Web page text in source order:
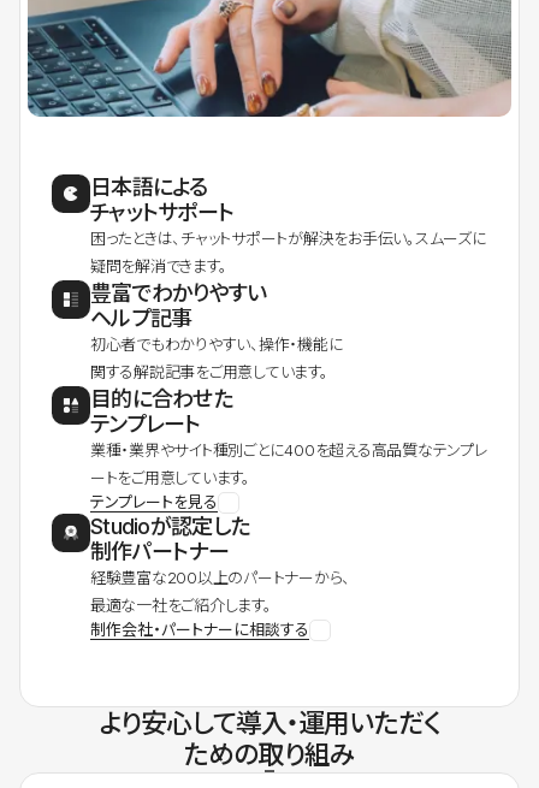
日本語による
チャットサポート
困ったときは、チャットサポートが解決をお手伝い。スムーズに
疑問を解消できます。
豊富でわかりやすい
ヘルプ記事
初心者でもわかりやすい、操作・機能に
関する解説記事をご用意しています。
目的に合わせた
テンプレート
業種・業界やサイト種別ごとに400を超える高品質なテンプレ
ートをご用意しています。
テンプレートを見る
Studioが認定した
制作パートナー
経験豊富な200以上のパートナーから、
最適な一社をご紹介します。
制作会社・パートナーに相談する
より安心して導入・運用いただく
ための取り組み